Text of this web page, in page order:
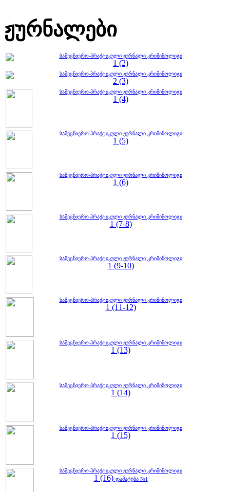
ჟურნალები
სამეცნიერო-პრაქტიკული ჟურნალი კრიმინოლიგი
1 (2)
სამეცნიერო-პრაქტიკული ჟურნალი კრიმინოლიგი
2 (3)
სამეცნიერო-პრაქტიკული ჟურნალი კრიმინოლიგი
1 (4)
სამეცნიერო-პრაქტიკული ჟურნალი კრიმინოლიგი
1 (5)
სამეცნიერო-პრაქტიკული ჟურნალი კრიმინოლიგი
1 (6)
სამეცნიერო-პრაქტიკული ჟურნალი კრიმინოლიგი
1 (7-8)
სამეცნიერო-პრაქტიკული ჟურნალი კრიმინოლიგი
1 (9-10)
სამეცნიერო-პრაქტიკული ჟურნალი კრიმინოლიგი
1 (11-12)
სამეცნიერო-პრაქტიკული ჟურნალი კრიმინოლიგი
1 (13)
სამეცნიერო-პრაქტიკული ჟურნალი კრიმინოლიგი
1 (14)
სამეცნიერო-პრაქტიკული ჟურნალი კრიმინოლიგი
1 (15)
სამეცნიერო-პრაქტიკული ჟურნალი კრიმინოლიგი
1 (16) დამატება №1